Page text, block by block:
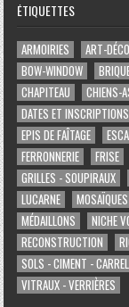
ÉTIQUETTES
ARMOIRIES ART-DÉCO
BOW-WINDOW
CHAPITEAU
CHIENS-
DATES ET INSCRIPTIONS
EPIS DE FAÎTAGE
FERRONNERIE
FRISE
GRILLES - SOUPIRAUX
LUCARNE
MOSAÏQUES
MÉDAILLONS
NICHE
RECONSTRUCTION
SOLS - CIMENT -
VITRAUX - VERRIÈRES